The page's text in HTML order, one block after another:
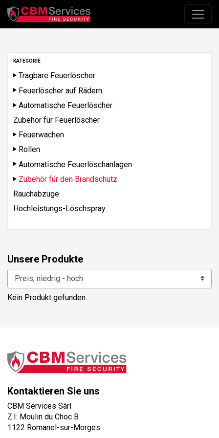
KATEGORIE
Tragbare Feuerlöscher
Feuerlöscher auf Rädern
Automatische Feuerlöscher
Zubehör für Feuerlöscher
Feuerwachen
Rollen
Automatische Feuerlöschanlagen
Zubehör für den Brandschutz
Rauchabzüge
Hochleistungs-Löschspray
Unsere Produkte
Kein Produkt gefunden
Kontaktieren Sie uns
CBM Services Sàrl
Z.I: Moulin du Choc B
1122 Romanel-sur-Morges